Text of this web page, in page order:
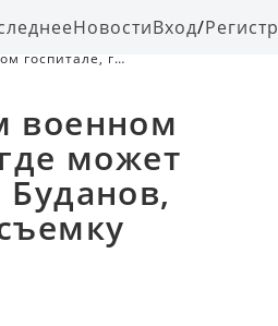
НовостиВход/
госпитале, где
военном
может
Буданов,